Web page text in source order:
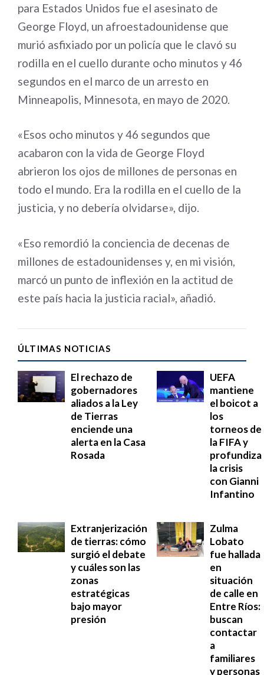
para Estados Unidos fue el asesinato de
George Floyd, un afroestadounidense que
murió asfixiado por un policía que le clavó su
rodilla en el cuello durante ocho minutos y 46
segundos en el marco de un arresto en
Minneapolis, Minnesota, en mayo de 2020.
«Esos ocho minutos y 46 segundos que
acabaron con la vida de George Floyd
abrieron los ojos de millones de personas en
todo el mundo. Era la rodilla en el cuello de la
justicia, y no debería olvidarse», dijo.
«Eso remordió la conciencia de decenas de
millones de estadounidenses y, en mi visión,
marcó un punto de inflexión en la actitud de
este país hacia la justicia racial», añadió.
ÚLTIMAS NOTICIAS
El rechazo de
gobernadores
aliados a la Ley
de Tierras
enciende una
alerta en la Casa
Rosada
UEFA
mantiene
el boicot a
los
torneos de
la FIFA y
profundiza
la crisis
con Gianni
Infantino
Extranjerización
de tierras: cómo
surgió el debate
y cuáles son las
zonas
estratégicas
bajo mayor
presión
Zulma
Lobato
fue hallada
en
situación
de calle en
Entre Ríos:
buscan
contactar
a
familiares
y personas